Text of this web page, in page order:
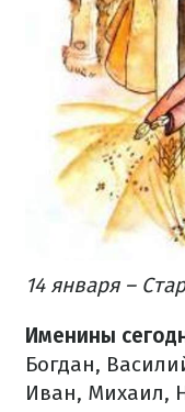
14 января –
Именины
Богдан,
Иван, Михаил,